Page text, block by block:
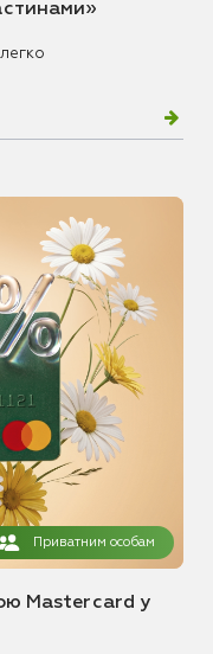
Приватним особам
Mastercard у